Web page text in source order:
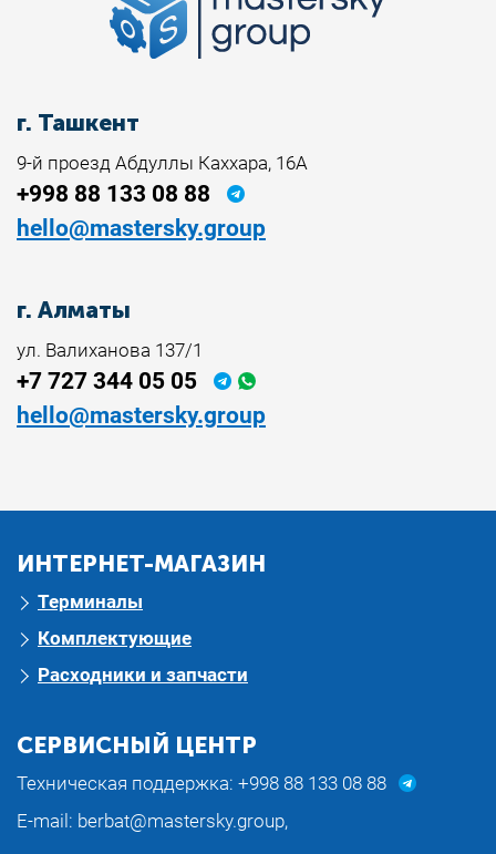
г. Ташкент
9-й проезд Абдуллы Каххара, 16А
+998 88 133 08 88
hello@mastersky.group
г. Алматы
ул. Валиханова 137/1
+7 727 344 05 05
hello@mastersky.group
ИНТЕРНЕТ-МАГАЗИН
Терминалы
Комплектующие
Расходники и запчасти
СЕРВИСНЫЙ ЦЕНТР
Техническая поддержка: +998 88 133 08 88
E-mail: berbat@mastersky.group,